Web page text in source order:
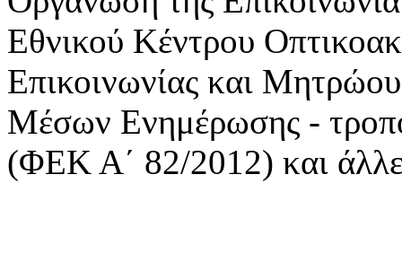
Εθνικού Κέντρου
Επικοινωνίας και
Μέσων Ενημέρωσης -
(ΦΕΚ Α΄ 82/2012) και